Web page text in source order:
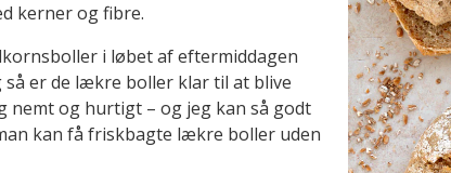
kerner og fibre.
i løbet af eftermiddagen
er de lækre boller klar til at blive
nemt og hurtigt – og jeg kan så godt
kan få friskbagte lækre boller uden